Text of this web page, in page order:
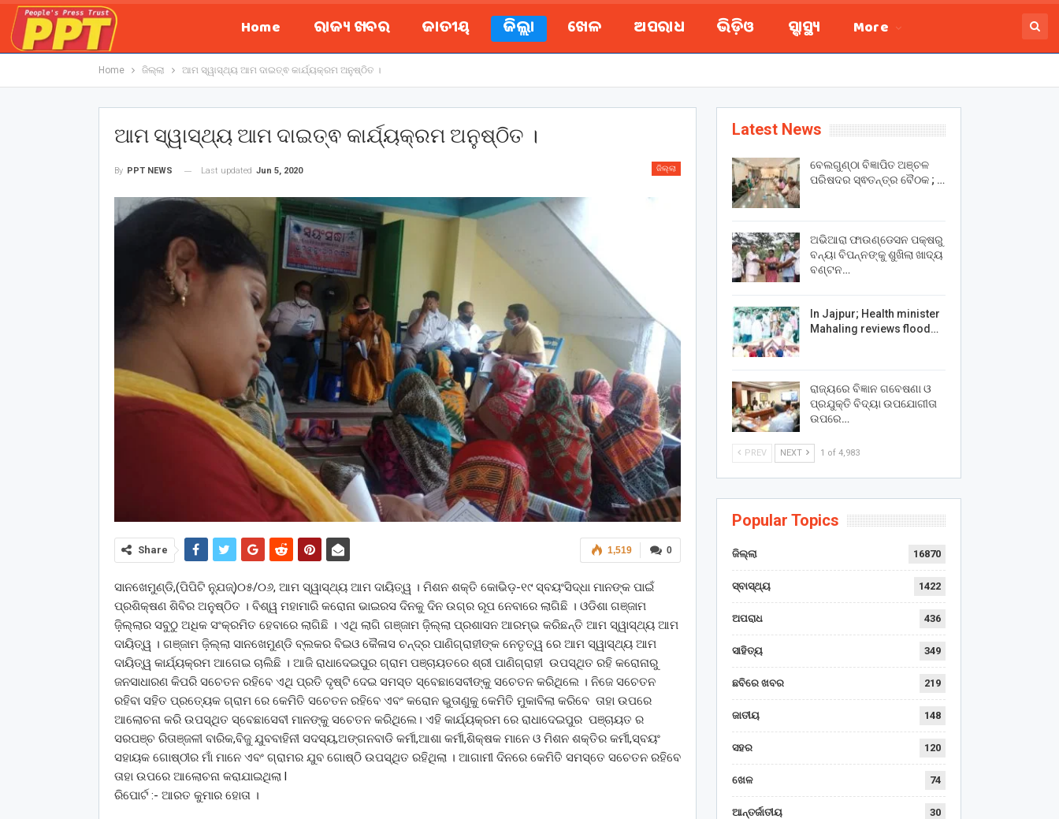
Home ରାଜ୍ୟ ଖବର ଜାତୀୟ ଜିଲ୍ଲା ଖେଳ ଅପରାଧ ଭିଡ଼ିଓ ସ୍ବାସ୍ଥ୍ୟ More
Home ଜିଲ୍ଲା ଆମ ସ୍ୱାସ୍ଥ୍ୟ ଆମ ଦାଇତ୍ଵ କାର୍ଯ୍ୟକ୍ରମ ଅନୁଷ୍ଠିତ ।
ଆମ ସ୍ୱାସ୍ଥ୍ୟ ଆମ ଦାଇତ୍ଵ କାର୍ଯ୍ୟକ୍ରମ ଅନୁଷ୍ଠିତ ।
ଜିଲ୍ଲା
By PPT NEWS Last updated Jun 5, 2020
0
1,519
Share
ସାନଖେମୁଣ୍ଡି,(ପିପିଟି ନ୍ଯୁଜ୍)୦୫/୦୬, ଆମ ସ୍ୱାସ୍ଥ୍ୟ ଆମ ଦାୟିତ୍ୱ । ମିଶନ ଶକ୍ତି କୋଭିଡ଼-୧୯ ସ୍ବୟଂସିଦ୍ଧା ମାନଙ୍କ ପାଇଁ
ପ୍ରଶିକ୍ଷଣ ଶିବିର ଅନୁଷ୍ଠିତ । ବିଶ୍ୱ ମହାମାରି କରୋନା ଭାଇରସ ଦିନକୁ ଦିନ ଉଗ୍ର ରୂପ ନେବାରେ ଲାଗିଛି । ଓଡିଶା ଗଞ୍ଜାମ
ଜ଼ିଲ୍ଲାର ସବୁଠୁ ଅଧିକ ସଂକ୍ରମିତ ହେବାରେ ଲାଗିଛି । ଏଥି ଲାଗି ଗଞ୍ଜାମ ଜ଼ିଲ୍ଲା ପ୍ରଶାସନ ଆରମ୍ଭ କରିଛନ୍ତି ଆମ ସ୍ୱାସ୍ଥ୍ୟ ଆମ
ଦାୟିତ୍ୱ । ଗଞ୍ଜାମ ଜ଼ିଲ୍ଲା ସାନଖେମୁଣ୍ଡି ବ୍ଲକର ବିଇଓ କୈଳାସ ଚନ୍ଦ୍ର ପାଣିଗ୍ରାହୀଙ୍କ ନେତୃତ୍ୱ ରେ ଆମ ସ୍ୱାସ୍ଥ୍ୟ ଆମ
ଦାୟିତ୍ୱ କାର୍ଯ୍ୟକ୍ରମ ଆଗେଇ ଚାଲିଛି । ଆଜି ରାଧାଦେଇପୁର ଗ୍ରାମ ପଞ୍ଚାୟତରେ ଶ୍ରୀ ପାଣିଗ୍ରାହୀ ଉପସ୍ଥିତ ରହି କରୋନାରୁ
ଜନସାଧାରଣ କିପରି ସଚେତନ ରହିବେ ଏଥି ପ୍ରତି ଦୃଷ୍ଟି ଦେଇ ସମସ୍ତ ସ୍ବେଛାସେବୀଙ୍କୁ ସଚେତନ କରିଥିଲେ । ନିଜେ ସଚେତନ
ରହିବା ସହିତ ପ୍ରତ୍ୟେକ ଗ୍ରାମ ରେ କେମିତି ସଚେତନ ରହିବେ ଏବଂ କରୋନ ଭୁତାଣୁକୁ କେମିତି ମୁକାବିଲା କରିବେ ତାହା ଉପରେ
ଆଲୋଚନା କରି ଉପସ୍ଥିତ ସ୍ବେଛାସେବୀ ମାନଙ୍କୁ ସଚେତନ କରିଥିଲେ। ଏହି କାର୍ଯ୍ୟକ୍ରମ ରେ ରାଧାଦେଇପୁର ପଞ୍ଚାୟତ ର
ସରପଞ୍ଚ ରିତାଞ୍ଜଳୀ ବାରିକ,ବିଜୁ ଯୁବବାହିନୀ ସଦସ୍ୟ,ଅଙ୍ଗନବାଡି କର୍ମୀ,ଆଶା କର୍ମୀ,ଶିକ୍ଷକ ମାନେ ଓ ମିଶନ ଶକ୍ତିର କର୍ମୀ,ସ୍ବୟଂ
ସହାୟକ ଗୋଷ୍ଠୀର ମାଁ ମାନେ ଏବଂ ଗ୍ରାମର ଯୁବ ଗୋଷ୍ଠି ଉପସ୍ଥିତ ରହିଥିଲା । ଆଗାମୀ ଦିନରେ କେମିତି ସମସ୍ତେ ସଚେତନ ରହିବେ
ତାହା ଉପରେ ଆଲୋଚନା କରାଯାଇଥିଲା l
ରିପୋର୍ଟ :- ଆରତ କୁମାର ହୋତା ।
Latest News
ବେଲଗୁଣ୍ଠା ବିଜ୍ଞାପିତ ଅଞ୍ଚଳ
ପରିଷଦର ସ୍ଵତନ୍ତ୍ର ବୈଠକ ; …
ଅଭିଆରା ଫାଉଣ୍ଡେସନ ପକ୍ଷରୁ
ବନ୍ୟା ବିପନ୍ନଙ୍କୁ ଶୁଖିଲା ଖାଦ୍ୟ
ବଣ୍ଟନ…
In Jajpur; Health minister
Mahaling reviews flood…
ରାଜ୍ୟରେ ବିଜ୍ଞାନ ଗବେଷଣା ଓ
ପ୍ରଯୁକ୍ତି ବିଦ୍ୟା ଉପଯୋଗୀତା
ଉପରେ…
PREV NEXT 1 of 4,983
Popular Topics
ଜିଲ୍ଲା 16870
ସ୍ବାସ୍ଥ୍ୟ 1422
ଅପରାଧ 436
ସାହିତ୍ୟ 349
ଛବିରେ ଖବର 219
ଜାତୀୟ 148
ସହର 120
ଖେଳ 74
ଆନ୍ତର୍ଜାତୀୟ 30